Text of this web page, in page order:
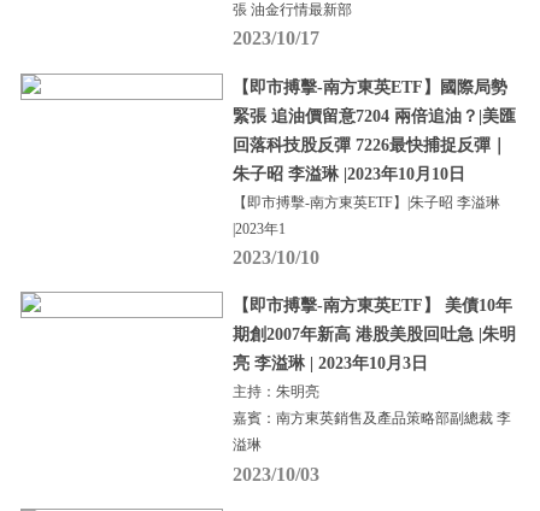
張 油金行情最新部
2023/10/17
【即市搏擊-南方東英ETF】國際局勢
緊張 追油價留意7204 兩倍追油？|美匯
回落科技股反彈 7226最快捕捉反彈｜
朱子昭 李溢琳 |2023年10月10日
【即市搏擊-南方東英ETF】|朱子昭 李溢琳
|2023年1
2023/10/10
【即市搏擊-南方東英ETF】 美債10年
期創2007年新高 港股美股回吐急 |朱明
亮 李溢琳 | 2023年10月3日
主持：朱明亮
嘉賓：南方東英銷售及產品策略部副總裁 李
溢琳
2023/10/03